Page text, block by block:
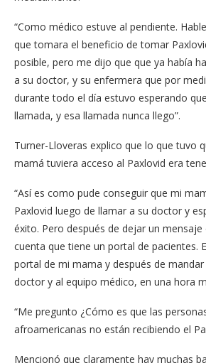
“Como médico estuve al pendiente.
que tomara el beneficio de tomar
posible, pero me dijo que que ya había
a su doctor, y su enfermera que por
durante todo el día estuvo esperando
llamada, y esa llamada nunca llego”.
Turner-Lloveras explico que lo que tuvo
mamá tuviera acceso al Paxlovid era
“Así es como pude conseguir que mi
Paxlovid luego de llamar a su doctor y
éxito. Pero después de dejar un mensaje
cuenta que tiene un portal de pacientes.
portal de mi mama y después de
doctor y al equipo médico, en una hora
“Me pregunto ¿Cómo es que las
afroamericanas no están recibiendo el
Mencionó que claramente hay muchas